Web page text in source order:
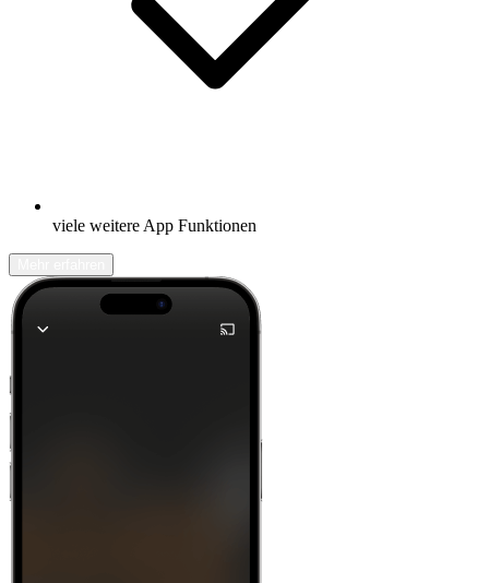
viele weitere App Funktionen